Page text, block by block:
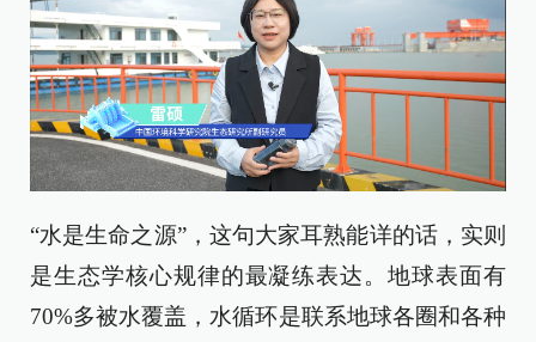
“水是生命之源”，这句大家耳熟能详的话，实则
是生态学核心规律的最凝练表达。地球表面有
70%多被水覆盖，水循环是联系地球各圈和各种